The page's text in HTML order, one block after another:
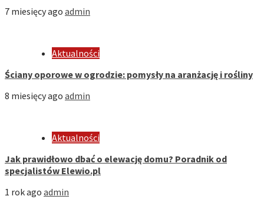
7 miesięcy ago admin
Aktualności
Ściany oporowe w ogrodzie: pomysły na aranżację i rośliny
8 miesięcy ago admin
Aktualności
Jak prawidłowo dbać o elewację domu? Poradnik od
specjalistów Elewio.pl
1 rok ago admin